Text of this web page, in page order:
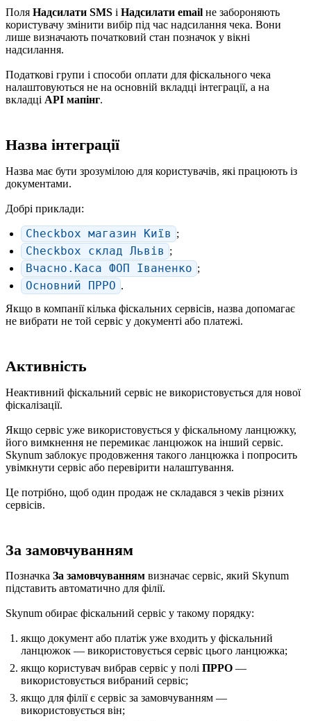
Поля Надсилати SMS і Надсилати email не забороняють
користувачу змінити вибір під час надсилання чека. Вони
лише визначають початковий стан позначок у вікні
надсилання.
Податкові групи і способи оплати для фіскального чека
налаштовуються не на основній вкладці інтеграції, а на
вкладці API мапінг.
Назва інтеграції
Назва має бути зрозумілою для користувачів, які працюють із
документами.
Добрі приклади:
Checkbox магазин Київ ;
Checkbox склад Львів ;
Вчасно.Каса ФОП Іваненко ;
Основний ПРРО .
Якщо в компанії кілька фіскальних сервісів, назва допомагає
не вибрати не той сервіс у документі або платежі.
Активність
Неактивний фіскальний сервіс не використовується для нової
фіскалізації.
Якщо сервіс уже використовується у фіскальному ланцюжку,
його вимкнення не перемикає ланцюжок на інший сервіс.
Skynum заблокує продовження такого ланцюжка і попросить
увімкнути сервіс або перевірити налаштування.
Це потрібно, щоб один продаж не складався з чеків різних
сервісів.
За замовчуванням
Позначка За замовчуванням визначає сервіс, який Skynum
підставить автоматично для філії.
Skynum обирає фіскальний сервіс у такому порядку:
якщо документ або платіж уже входить у фіскальний
ланцюжок — використовується сервіс цього ланцюжка;
якщо користувач вибрав сервіс у полі ПРРО—
використовується вибраний сервіс;
якщо для філії є сервіс за замовчуванням —
використовується він;